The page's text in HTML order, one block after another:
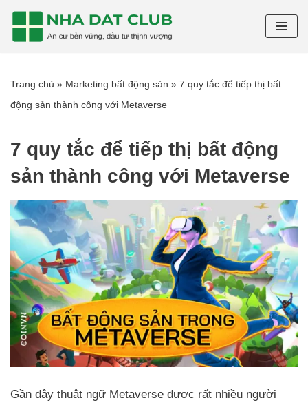
Chuyển
nội
dung
Trang chủ » Marketing bất động sản » 7 quy tắc để tiếp thị bất
động sản thành công với Metaverse
7 quy tắc để tiếp thị bất động
sản thành công với Metaverse
Gần đây thuật ngữ Metaverse được rất nhiều người